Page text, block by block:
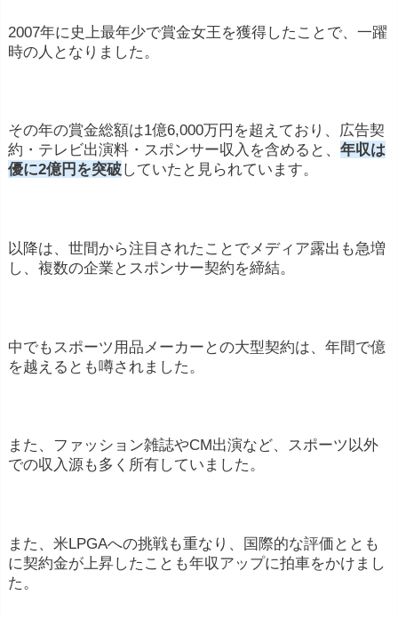
2007年に史上最年少で賞金女王を獲得したことで、一躍
時の人となりました。
その年の賞金総額は1億6,000万円を超えており、広告契
約・テレビ出演料・スポンサー収入を含めると、 年収は
優に2億円を突破していたと見られています。
以降は、世間から注目されたことでメディア露出も急増
し、複数の企業とスポンサー契約を締結。
中でもスポーツ用品メーカーとの大型契約は、年間で億
を越えるとも噂されました。
また、ファッション雑誌やCM出演など、スポーツ以外
での収入源も多く所有していました。
また、米LPGAへの挑戦も重なり、国際的な評価ととも
に契約金が上昇したことも年収アップに拍車をかけまし
た。